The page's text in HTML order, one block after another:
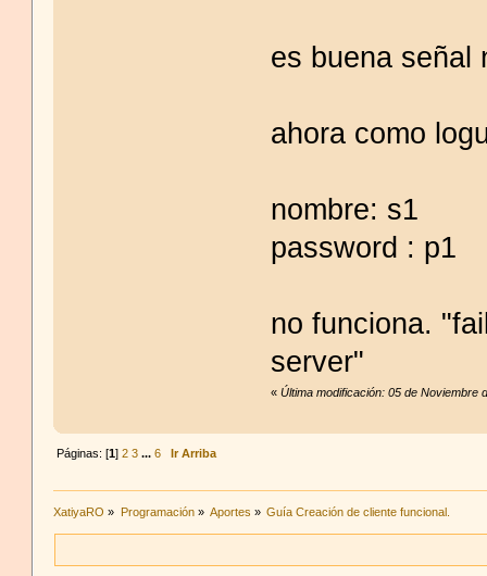
es buena señal
ahora como
nombre: s1
password : p1
no funciona.
server"
«Última modificación: 05 de Noviembre
Páginas: [1] 2 3 ... 6 Ir Arriba
XatiyaRO » Programación» Aportes » Guía Creación de cliente funcional.